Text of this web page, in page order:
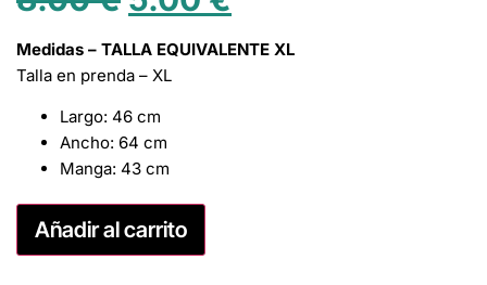
Medidas – TALLA EQUIVALENTE XL
Talla en prenda – XL
Largo: 46 cm
Ancho: 64 cm
Manga: 43 cm
Añadir al carrito